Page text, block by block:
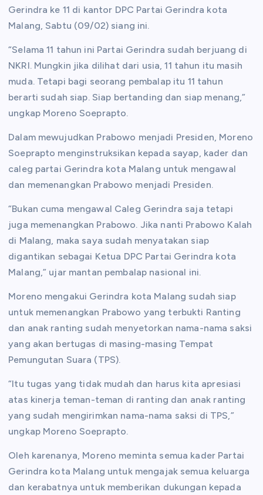
Gerindra ke 11 di kantor DPC Partai Gerindra kota
Malang, Sabtu (09/02) siang ini.
“Selama 11 tahun ini Partai Gerindra sudah berjuang di
NKRI. Mungkin jika dilihat dari usia, 11 tahun itu masih
muda. Tetapi bagi seorang pembalap itu 11 tahun
berarti sudah siap. Siap bertanding dan siap menang,”
ungkap Moreno Soeprapto.
Dalam mewujudkan Prabowo menjadi Presiden, Moreno
Soeprapto menginstruksikan kepada sayap, kader dan
caleg partai Gerindra kota Malang untuk mengawal
dan memenangkan Prabowo menjadi Presiden.
“Bukan cuma mengawal Caleg Gerindra saja tetapi
juga memenangkan Prabowo. Jika nanti Prabowo Kalah
di Malang, maka saya sudah menyatakan siap
digantikan sebagai Ketua DPC Partai Gerindra kota
Malang,” ujar mantan pembalap nasional ini.
Moreno mengakui Gerindra kota Malang sudah siap
untuk memenangkan Prabowo yang terbukti Ranting
dan anak ranting sudah menyetorkan nama-nama saksi
yang akan bertugas di masing-masing Tempat
Pemungutan Suara (TPS).
“Itu tugas yang tidak mudah dan harus kita apresiasi
atas kinerja teman-teman di ranting dan anak ranting
yang sudah mengirimkan nama-nama saksi di TPS,”
ungkap Moreno Soeprapto.
Oleh karenanya, Moreno meminta semua kader Partai
Gerindra kota Malang untuk mengajak semua keluarga
dan kerabatnya untuk memberikan dukungan kepada